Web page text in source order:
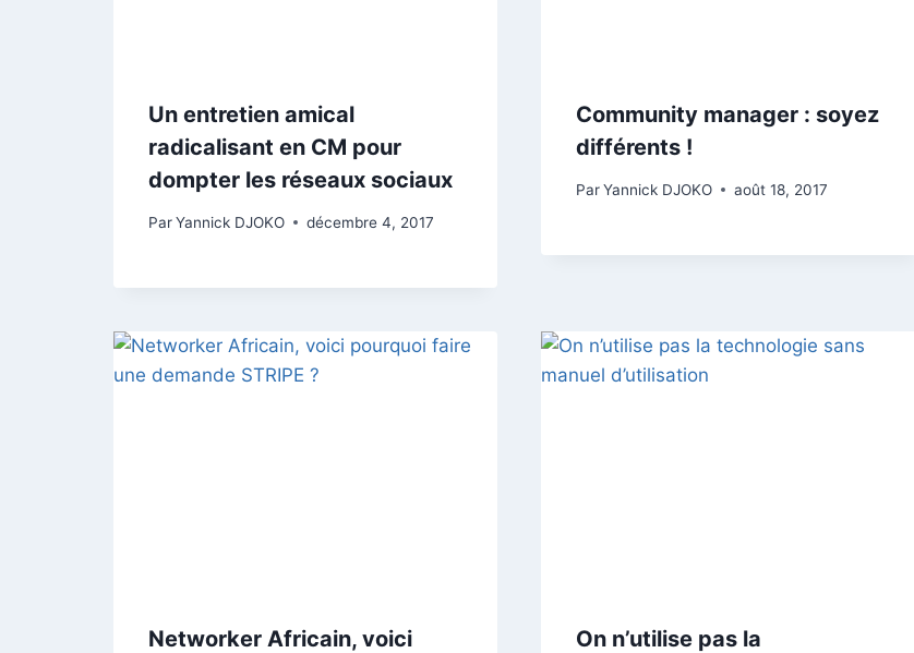
Un entretien amical
radicalisant en CM pour
dompter les réseaux sociaux
Par Yannick DJOKO décembre 4, 2017
Community manager : soyez
différents !
ParYannick DJOKO août 18, 2017
Networker Africain, voici
On n’utilise pas la